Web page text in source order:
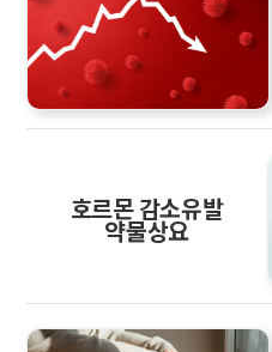
호르몬 감소유발
약물상요